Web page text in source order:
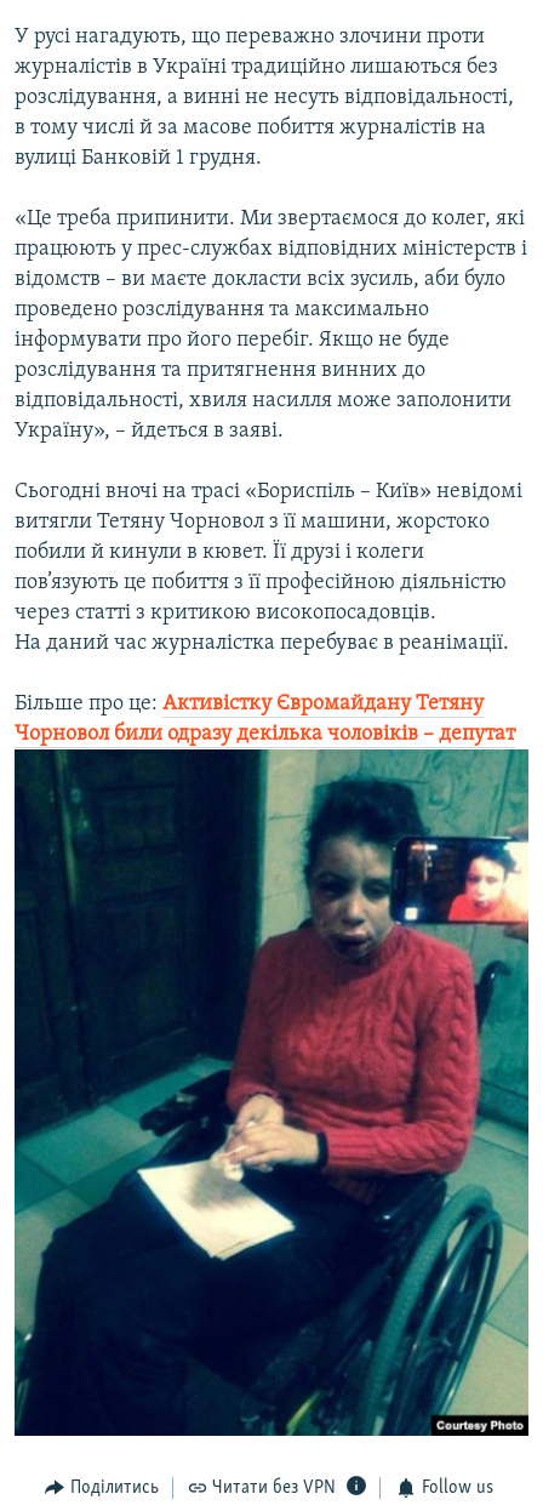
У русі нагадують, що переважно злочини проти
журналістів в Україні традиційно лишаються без
розслідування, а винні не несуть відповідальності,
в тому числі й за масове побиття журналістів на
вулиці Банковій 1 грудня.
«Це треба припинити. Ми звертаємося до колег, які
працюють у прес-службах відповідних міністерств і
відомств – ви маєте докласти всіх зусиль, аби було
проведено розслідування та максимально
інформувати про його перебіг. Якщо не буде
розслідування та притягнення винних до
відповідальності, хвиля насилля може заполонити
Україну», – йдеться в заяві.
Сьогодні вночі на трасі «Бориспіль – Київ» невідомі
витягли Тетяну Чорновол з її машини, жорстоко
побили й кинули в кювет. Її друзі і колеги
пов’язують це побиття з її професійною діяльністю
через статті з критикою високопосадовців.
На даний час журналістка перебуває в реанімації.
Більше про це: Активістку Євромайдану Тетяну
Чорновол били одразу декілька чоловіків – депутат
Поділитись Читати без VPN Follow us